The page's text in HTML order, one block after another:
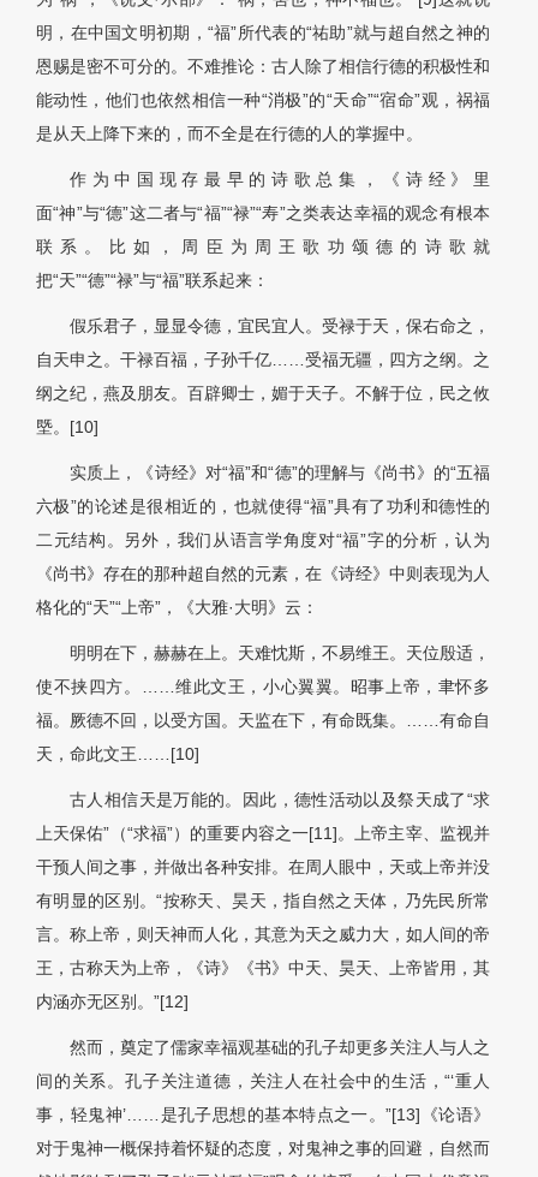
明，在中国文明初期，“福”所代表的“祐助”就与超自然之神的
恩赐是密不可分的。不难推论：古人除了相信行德的积极性和
能动性，他们也依然相信一种“消极”的“天命”“宿命”观，祸福
是从天上降下来的，而不全是在行德的人的掌握中。
作为中国现存最早的诗歌总集，《诗经》里
面“神”与“德”这二者与“福”“禄”“寿”之类表达幸福的观念有根本
联系。比如，周臣为周王歌功颂德的诗歌就
把“天”“德”“禄”与“福”联系起来：
假乐君子，显显令德，宜民宜人。受禄于天，保右命之，
自天申之。干禄百福，子孙千亿……受福无疆，四方之纲。之
纲之纪，燕及朋友。百辟卿士，媚于天子。不解于位，民之攸
塈。[10]
实质上，《诗经》对“福”和“德”的理解与《尚书》的“五福
六极”的论述是很相近的，也就使得“福”具有了功利和德性的
二元结构。另外，我们从语言学角度对“福”字的分析，认为
《尚书》存在的那种超自然的元素，在《诗经》中则表现为人
格化的“天”“上帝”，《大雅·大明》云：
明明在下，赫赫在上。天难忱斯，不易维王。天位殷适，
使不挟四方。……维此文王，小心翼翼。昭事上帝，聿怀多
福。厥德不回，以受方国。天监在下，有命既集。……有命自
天，命此文王……[10]
古人相信天是万能的。因此，德性活动以及祭天成了“求
上天保佑”（“求福”）的重要内容之一[11]。上帝主宰、监视并
干预人间之事，并做出各种安排。在周人眼中，天或上帝并没
有明显的区别。“按称天、昊天，指自然之天体，乃先民所常
言。称上帝，则天神而人化，其意为天之威力大，如人间的帝
王，古称天为上帝，《诗》《书》中天、昊天、上帝皆用，其
内涵亦无区别。”[12]
然而，奠定了儒家幸福观基础的孔子却更多关注人与人之
间的关系。孔子关注道德，关注人在社会中的生活，“‘重人
事，轻鬼神’……是孔子思想的基本特点之一。”[13]《论语》
对于鬼神一概保持着怀疑的态度，对鬼神之事的回避，自然而